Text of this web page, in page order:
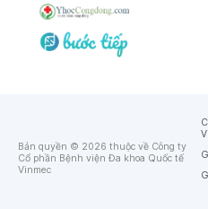
Bản quyền © 2026 thuộc về Công ty
Cổ phần Bệnh viện Đa khoa Quốc tế
Vinmec